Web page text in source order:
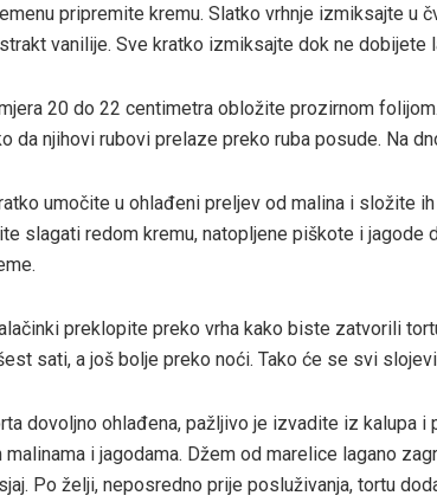
pripremite kremu. Slatko vrhnje izmiksajte u
vanilije. Sve kratko izmiksajte dok ne dobijete
20 do 22 centimetra obložite prozirnom
da njihovi rubovi prelaze preko ruba posude. Na
umočite u ohlađeni preljev od malina i složite
slagati redom kremu, natopljene piškote i
preklopite preko vrha kako biste zatvorili
sati, a još bolje preko noći. Tako će se svi
dovoljno ohlađena, pažljivo je izvadite iz kalupa
malinama i jagodama. Džem od marelice lagano
Po želji, neposredno prije posluživanja, tortu